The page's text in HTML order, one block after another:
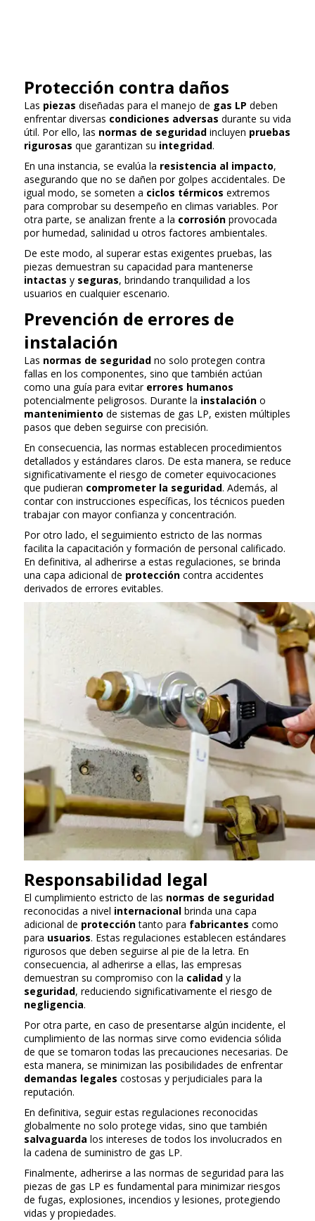
Protección contra daños
Las piezas diseñadas para el manejo de gas LP deben
enfrentar diversas condiciones adversas durante su vida
útil. Por ello, las normas de seguridad incluyen pruebas
rigurosas que garantizan su integridad.
En una instancia, se evalúa la resistencia al impacto,
asegurando que no se dañen por golpes accidentales. De
igual modo, se someten a ciclos térmicos extremos
para comprobar su desempeño en climas variables. Por
otra parte, se analizan frente a la corrosión provocada
por humedad, salinidad u otros factores ambientales.
De este modo, al superar estas exigentes pruebas, las
piezas demuestran su capacidad para mantenerse
intactas y seguras, brindando tranquilidad a los
usuarios en cualquier escenario.
Prevención de errores de
instalación
Las normas de seguridad no solo protegen contra
fallas en los componentes, sino que también actúan
como una guía para evitar errores humanos
potencialmente peligrosos. Durante la instalación o
mantenimiento de sistemas de gas LP, existen múltiples
pasos que deben seguirse con precisión.
En consecuencia, las normas establecen procedimientos
detallados y estándares claros. De esta manera, se reduce
significativamente el riesgo de cometer equivocaciones
que pudieran comprometer la seguridad. Además, al
contar con instrucciones específicas, los técnicos pueden
trabajar con mayor confianza y concentración.
Por otro lado, el seguimiento estricto de las normas
facilita la capacitación y formación de personal calificado.
En definitiva, al adherirse a estas regulaciones, se brinda
una capa adicional de protección contra accidentes
derivados de errores evitables.
Responsabilidad legal
El cumplimiento estricto de las normas de seguridad
reconocidas a nivel internacional brinda una capa
adicional de proteccióntanto para fabricantes como
para usuarios. Estas regulaciones establecen estándares
rigurosos que deben seguirse al pie de la letra. En
consecuencia, al adherirse a ellas, las empresas
demuestran su compromiso con la calidad y la
seguridad, reduciendo significativamente el riesgo de
negligencia.
Por otra parte, en caso de presentarse algún incidente, el
cumplimiento de las normas sirve como evidencia sólida
de que se tomaron todas las precauciones necesarias. De
esta manera, se minimizan las posibilidades de enfrentar
demandas legales costosas y perjudiciales para la
reputación.
En definitiva, seguir estas regulaciones reconocidas
globalmente no solo protege vidas, sino que también
salvaguarda los intereses de todos los involucrados en
la cadena de suministro de gas LP.
Finalmente, adherirse a las normas de seguridad para las
piezas de gas LP es fundamental para minimizar riesgos
de fugas, explosiones, incendios y lesiones, protegiendo
vidas y propiedades.